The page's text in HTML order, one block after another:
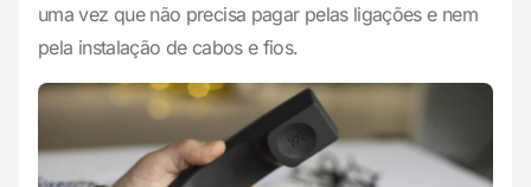
uma vez que não precisa pagar pelas ligações e nem
pela instalação de cabos e fios.